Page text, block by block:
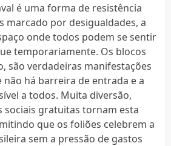
é uma forma de resistência
marcado por desigualdades, a
onde todos podem se sentir
temporariamente. Os blocos
são verdadeiras manifestações
há barreira de entrada e a
a todos. Muita diversão,
sociais gratuitas tornam esta
que os foliões celebrem a
sem a pressão de gastos